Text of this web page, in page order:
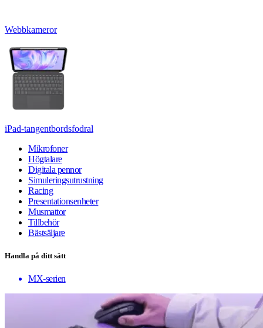
Webbkameror
iPad-tangentbordsfodral
Mikrofoner
Högtalare
Digitala pennor
Simuleringsutrustning
Racing
Presentationsenheter
Musmattor
Tillbehör
Bästsäljare
Handla på ditt sätt
MX-serien